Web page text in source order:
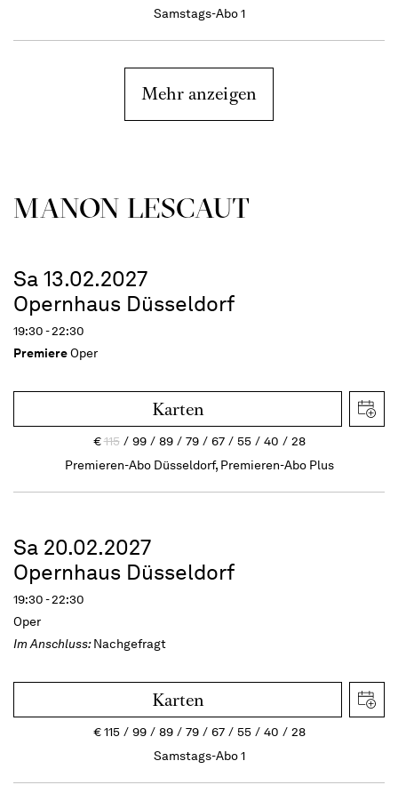
Samstags-Abo 1
Mehr anzeigen
MANON LESCAUT
Sa 13.02.2027
Opernhaus Düsseldorf
19:30 - 22:30
PremiereOper
Karten
€115 99 89 79 67 55 40
28
Premieren-Abo Düsseldorf, Premieren-Abo Plus
Sa 20.02.2027
Opernhaus Düsseldorf
19:30 - 22:30
Oper
Im Anschluss:Nachgefragt
Karten
€115 99 89 79 67 55 40
28
Samstags-Abo 1